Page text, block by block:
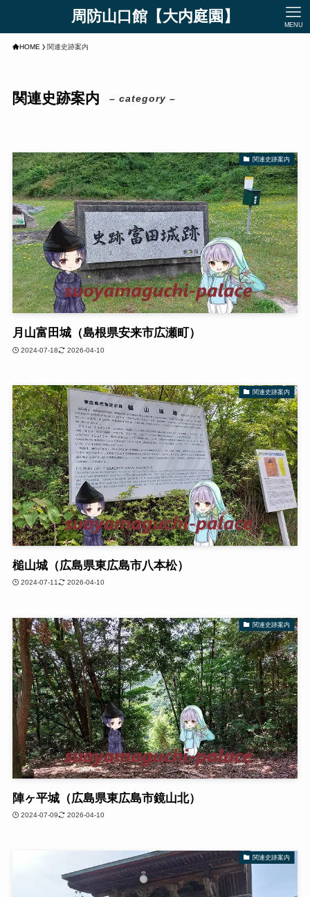
周防山口館【大内庭園】 MENU
HOME 関連史跡案内
関連史跡案内 – category –
関連史跡案内
月山富田城（島根県安来市広瀬町）
2024-07-18 2026-04-10
関連史跡案内
槌山城（広島県東広島市八本松）
2024-07-11 2026-04-10
関連史跡案内
陣ヶ平城（広島県東広島市鏡山北）
2024-07-09 2026-04-10
関連史跡案内